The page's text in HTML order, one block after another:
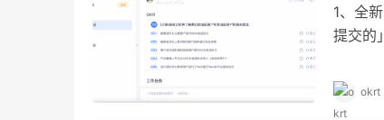
1、全
提交的
工作任
容 支
okrt